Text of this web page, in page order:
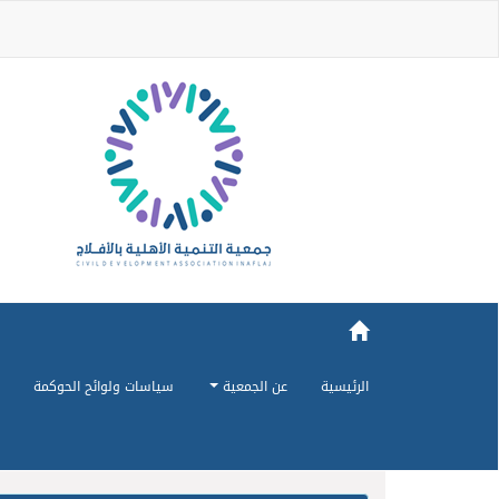
الرئيسية عن الجمعية سياسات ولوائح الحوكمة